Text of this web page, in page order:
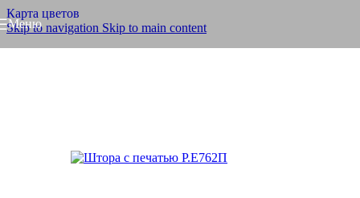
Карта цветов
Skip to navigation Skip to main content
Меню